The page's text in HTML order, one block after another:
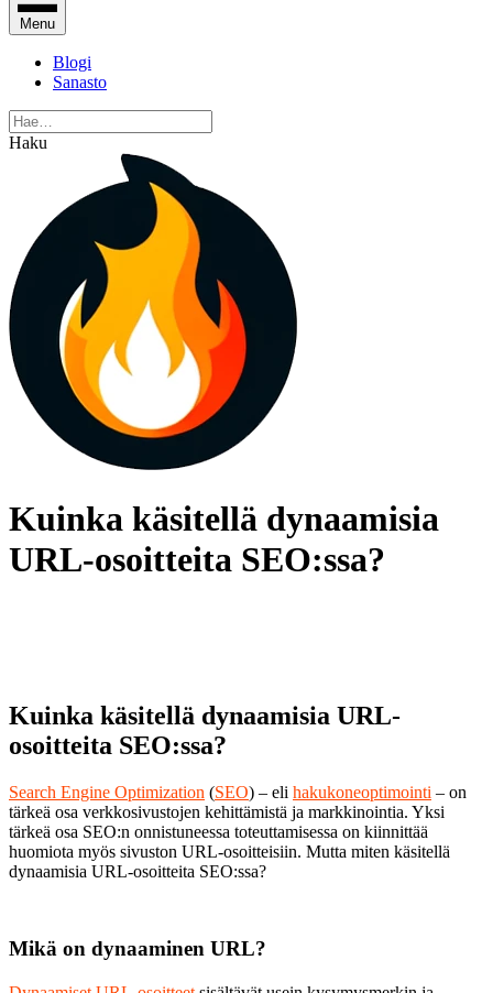
Menu
Blogi
Sanasto
Haku
Kuinka käsitellä dynaamisia
URL-osoitteita SEO:ssa?
Kuinka käsitellä dynaamisia URL-
osoitteita SEO:ssa?
Search Engine Optimization (SEO) – eli hakukoneoptimointi – on
tärkeä osa verkkosivustojen kehittämistä ja markkinointia. Yksi
tärkeä osa SEO:n onnistuneessa toteuttamisessa on kiinnittää
huomiota myös sivuston URL-osoitteisiin. Mutta miten käsitellä
dynaamisia URL-osoitteita SEO:ssa?
Mikä on dynaaminen URL?